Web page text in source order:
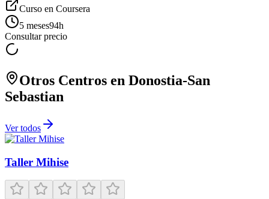
Curso en Coursera
5 meses94h
Consultar precio
Otros Centros en Donostia-San
Sebastian
Ver todos
Taller Mihise